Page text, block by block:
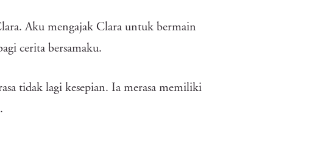
Aku mengajak Clara untuk bermain
cerita bersamaku.
tidak lagi kesepian. Ia merasa memiliki